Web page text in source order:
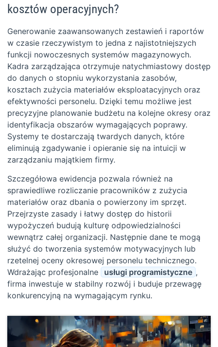
kosztów operacyjnych?
Generowanie zaawansowanych zestawień i raportów
w czasie rzeczywistym to jedna z najistotniejszych
funkcji nowoczesnych systemów magazynowych.
Kadra zarządzająca otrzymuje natychmiastowy dostęp
do danych o stopniu wykorzystania zasobów,
kosztach zużycia materiałów eksploatacyjnych oraz
efektywności personelu. Dzięki temu możliwe jest
precyzyjne planowanie budżetu na kolejne okresy oraz
identyfikacja obszarów wymagających poprawy.
Systemy te dostarczają twardych danych, które
eliminują zgadywanie i opieranie się na intuicji w
zarządzaniu majątkiem firmy.
Szczegółowa ewidencja pozwala również na
sprawiedliwe rozliczanie pracowników z zużycia
materiałów oraz dbania o powierzony im sprzęt.
Przejrzyste zasady i łatwy dostęp do historii
wypożyczeń budują kulturę odpowiedzialności
wewnątrz całej organizacji. Następnie dane te mogą
służyć do tworzenia systemów motywacyjnych lub
rzetelnej oceny okresowej personelu technicznego.
Wdrażając profesjonalne
usługi programistyczne ,
firma inwestuje w stabilny rozwój i buduje przewagę
konkurencyjną na wymagającym rynku.